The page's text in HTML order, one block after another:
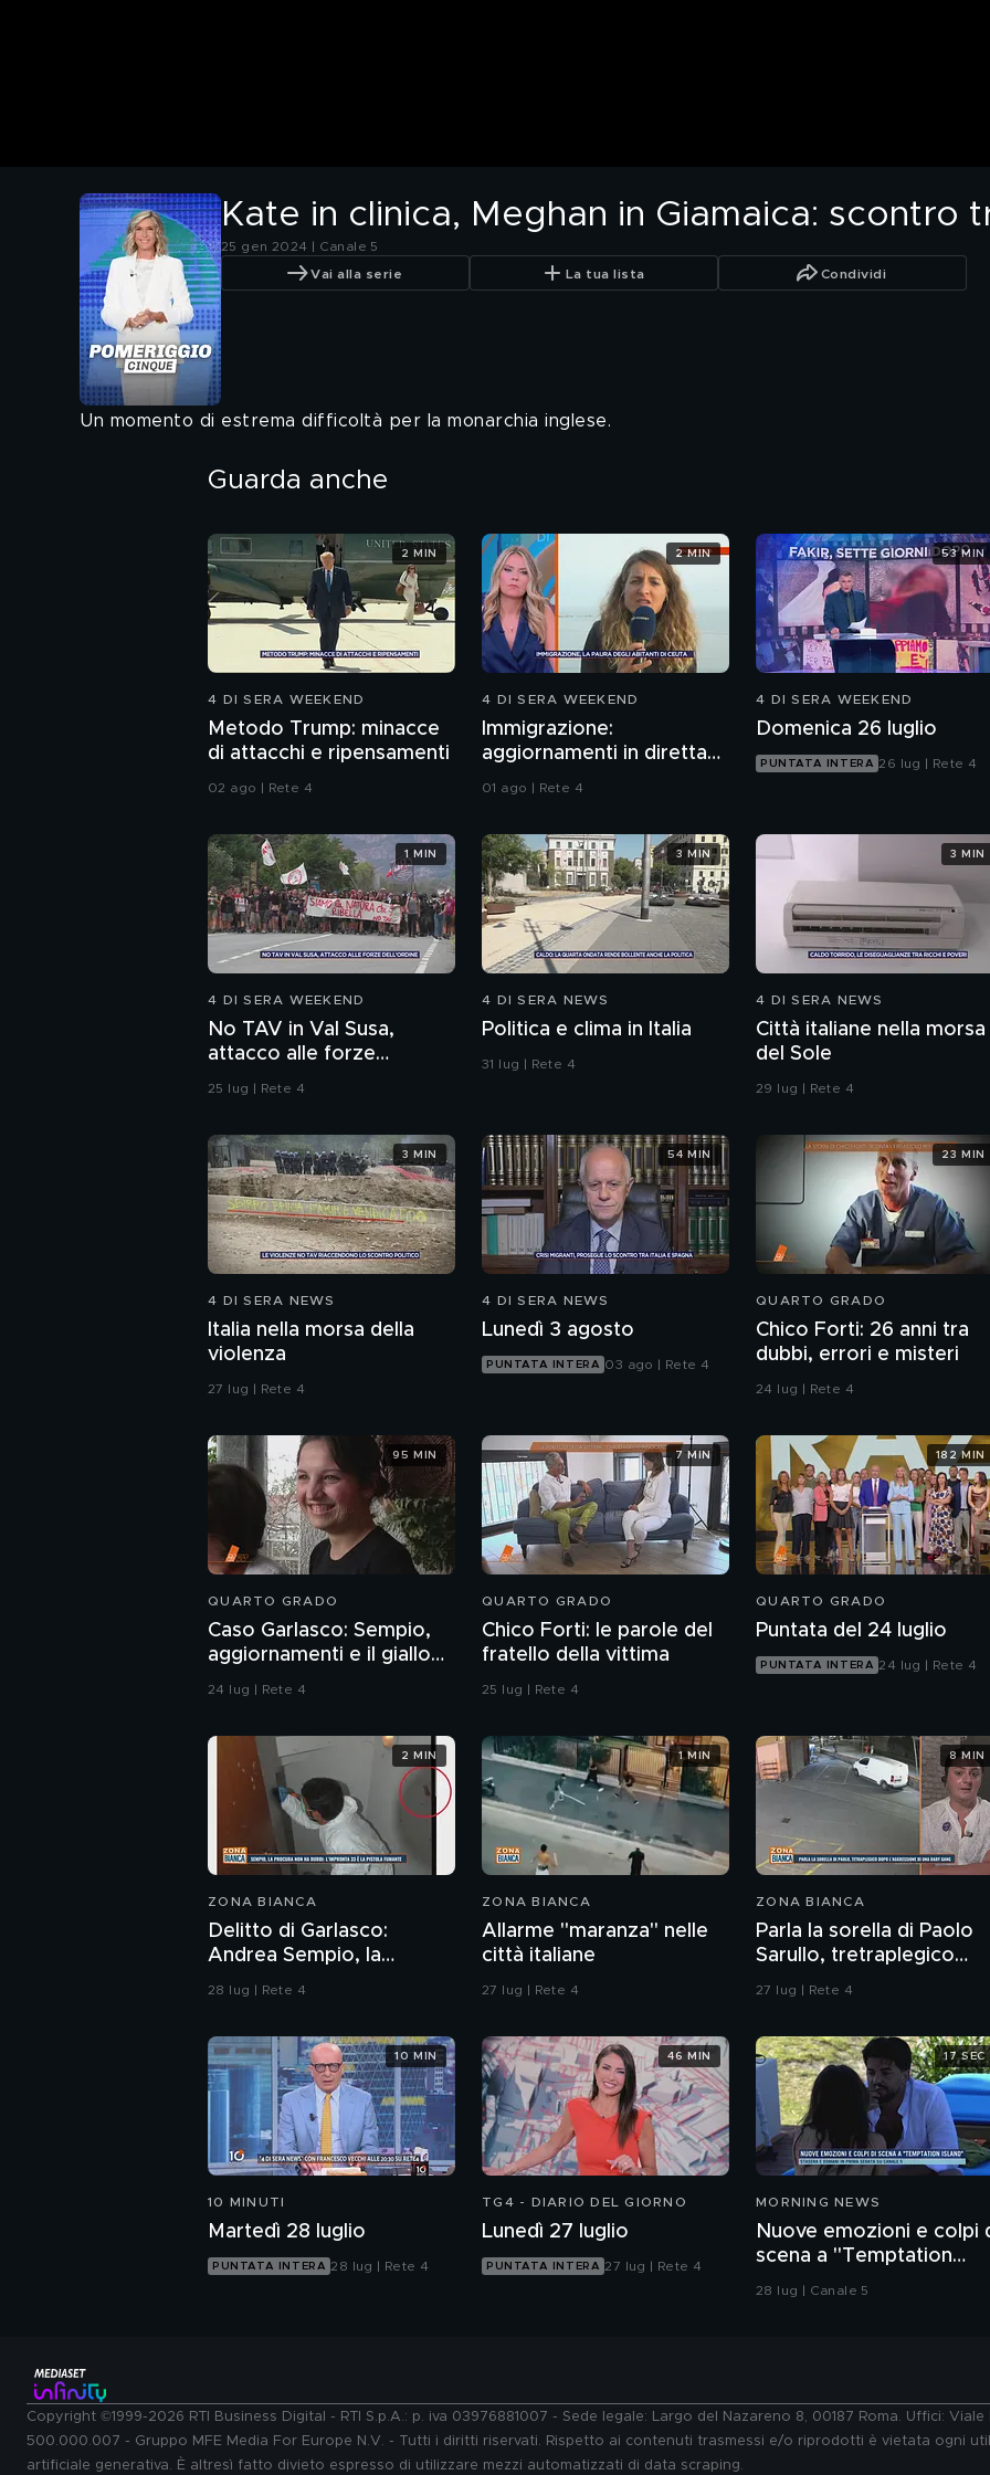
Kate in clinica, Meghan in Giamaica: scontro
25 gen 2024 | Canale 5
Vai alla serie La tua lista Condividi
Un momento di estrema difficoltà per la monarchia inglese.
Guarda anche
4 DI SERA WEEKEND
Metodo Trump: minacce
di attacchi e ripensamenti
02 ago | Rete 4
2 MIN
4 DI SERA WEEKEND
Immigrazione:
aggiornamenti in diretta
da Ceuta
01 ago | Rete 4
2 MIN
4 DI SERA WEEKEND
Domenica 26 luglio
PUNTATA INTERA 26 lug | Rete 4
53 MIN
4 DI SERA WEEKEND
No TAV in Val Susa,
attacco alle forze
dell'ordine
25 lug | Rete 4
1 MIN
4 DI SERA NEWS
Politica e clima in Italia
31 lug | Rete 4
3 MIN
4 DI SERA NEWS
Città italiane nella morsa
del Sole
29 lug | Rete 4
3 MIN
4 DI SERA NEWS
Italia nella morsa della
violenza
27 lug | Rete 4
3 MIN
4 DI SERA NEWS
Lunedì 3 agosto
PUNTATA INTERA 03 ago | Rete 4
54 MIN
QUARTO GRADO
Chico Forti: 26 anni tra
dubbi, errori e misteri
24 lug | Rete 4
23 MIN
QUARTO GRADO
Caso Garlasco: Sempio,
aggiornamenti e il giallo
delle telefonate
24 lug | Rete 4
95 MIN
QUARTO GRADO
Chico Forti: le parole del
fratello della vittima
25 lug | Rete 4
7 MIN
QUARTO GRADO
Puntata del 24 luglio
PUNTATA INTERA 24 lug | Rete 4
182 MIN
ZONA BIANCA
Delitto di Garlasco:
Andrea Sempio, la
Procura di Pavia non ha
28 lug | Rete 4
2 MIN
ZONA BIANCA
Allarme "maranza" nelle
città italiane
27 lug | Rete 4
1 MIN
ZONA BIANCA
Parla la sorella di Paolo
Sarullo, tretraplegico
dopo l'aggressione di una
27 lug | Rete 4
8 MIN
10 MINUTI
Martedì 28 luglio
PUNTATA INTERA 28 lug | Rete 4
10 MIN
TG4 - DIARIO DEL GIORNO
Lunedì 27 luglio
PUNTATA INTERA 27 lug | Rete 4
46 MIN
MORNING NEWS
Nuove emozioni e colpi
scena a "Temptation
Island"
28 lug | Canale 5
17 SEC
Copyright ©1999-2026 RTI Business Digital - RTI S.p.A.: p. iva 03976881007 - Sede legale: Largo del Nazareno 8, 00187 Roma. Uffici:
500.000.007 - Gruppo MFE Media For Europe N.V. - Tutti i diritti riservati. Rispetto ai contenuti trasmessi e/o riprodotti è vietata ogni
artificiale generativa. È altresì fatto divieto espresso di utilizzare mezzi automatizzati di data scraping.